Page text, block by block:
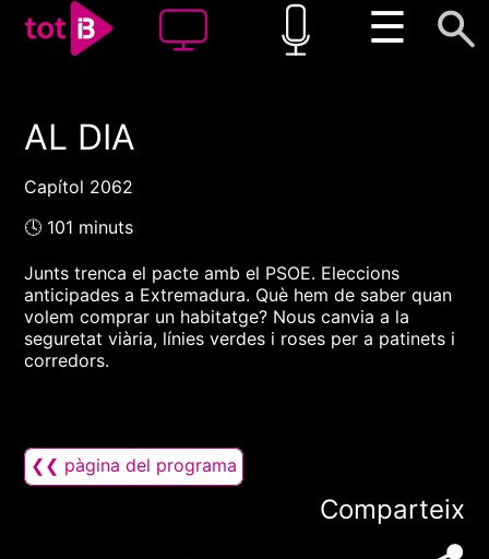
☰
00:00
AL DIA
Capítol 2062
🕓 101 minuts
Junts trenca el pacte amb el PSOE. Eleccions
anticipades a Extremadura. Què hem de saber quan
volem comprar un habitatge? Nous canvia a la
seguretat viària, línies verdes i roses per a patinets i
corredors.
❮❮ pàgina del programa
Comparteix